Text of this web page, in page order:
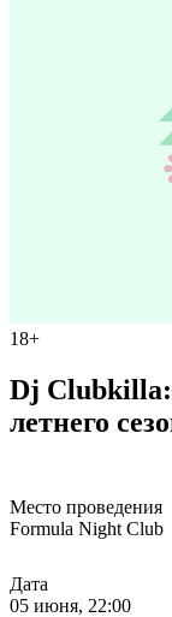
18+
Dj
летнего
Место проведения
Formula Night Club
Дата
05 июня, 22:00